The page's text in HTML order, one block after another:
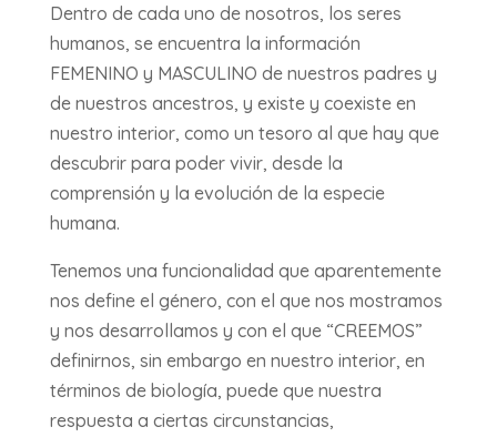
Dentro de cada uno de nosotros, los seres
humanos, se encuentra la información
FEMENINO y MASCULINO de nuestros padres y
de nuestros ancestros, y existe y coexiste en
nuestro interior, como un tesoro al que hay que
descubrir para poder vivir, desde la
comprensión y la evolución de la especie
humana.
Tenemos una funcionalidad que aparentemente
nos define el género, con el que nos mostramos
y nos desarrollamos y con el que “CREEMOS”
definirnos, sin embargo en nuestro interior, en
términos de biología, puede que nuestra
respuesta a ciertas circunstancias,